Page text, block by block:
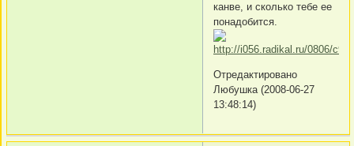
канве, и сколько тебе ее
понадобится.
Отредактировано
Любушка (2008-06-27
13:48:14)